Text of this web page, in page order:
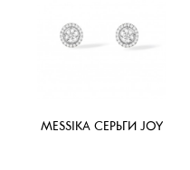
MESSIKA СЕРЬГИ JOY